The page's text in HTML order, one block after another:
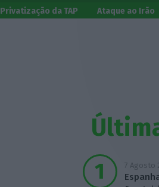
Privatização da TAP Ataque ao Irão
7 Agosto